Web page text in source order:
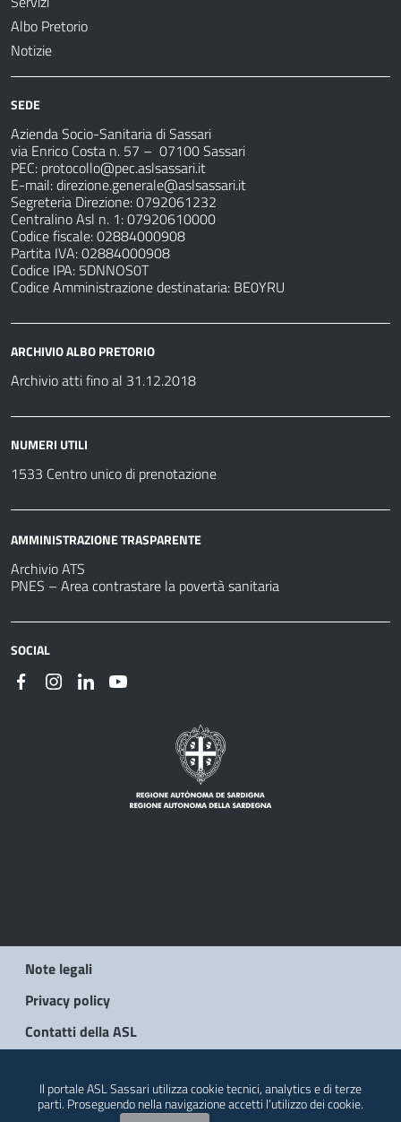
Albo Pretorio
Notizie
SEDE
Azienda Socio-Sanitaria di Sassari
via Enrico Costa n. 57 – 07100 Sassari
PEC: protocollo@pec.aslsassari.it
E-mail:direzione.generale@aslsassari.it
Segreteria Direzione: 0792061232
Centralino Asl n. 1: 07920610000
Codice fiscale: 02884000908
Partita IVA: 02884000908
Codice IPA: 5DNNOS0T
Codice Amministrazione destinataria: BE0YRU
ARCHIVIO ALBO PRETORIO
Archivio atti fino al 31.12.2018
NUMERI UTILI
1533 Centro unico di prenotazione
AMMINISTRAZIONE TRASPARENTE
Archivio ATS
PNES – Area contrastare la povertà sanitaria
SOCIAL
Note legali
Privacy policy
Contatti della ASL
Il portale ASL Sassari utilizza cookie tecnici, analytics e di terze
parti. Proseguendo nella navigazione accetti l’utilizzo dei cookie.